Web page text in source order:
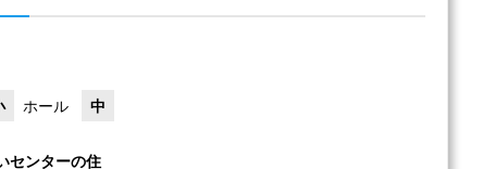
ホール 中
センターの住